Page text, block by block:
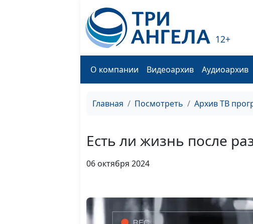
12+
О компании Видеоархив Аудиоархив
Главная Посмотреть Архив ТВ
Есть ли жизнь после
06 октября 2024